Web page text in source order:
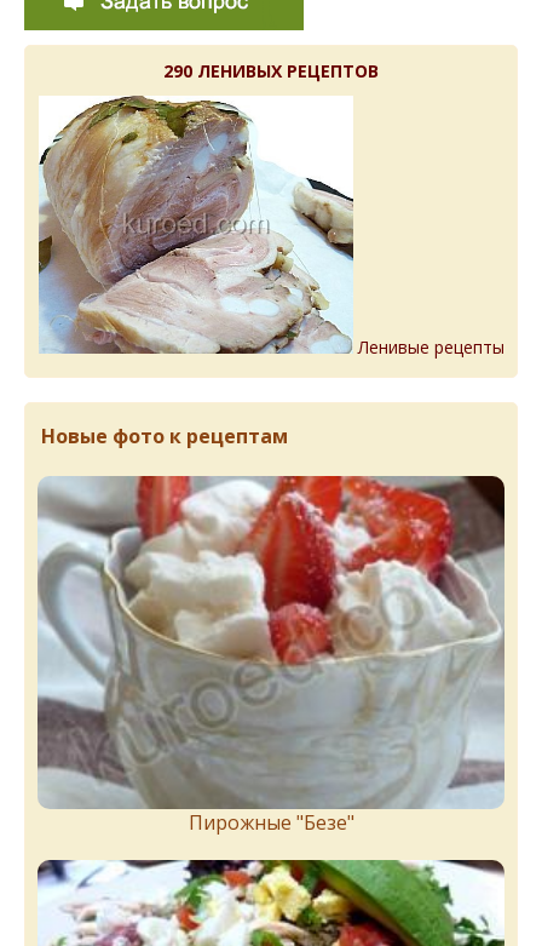
290 ЛЕНИВЫХ РЕЦЕПТОВ
Ленивые рецепты
Новые фото к рецептам
Пирожныe "Бeзe"